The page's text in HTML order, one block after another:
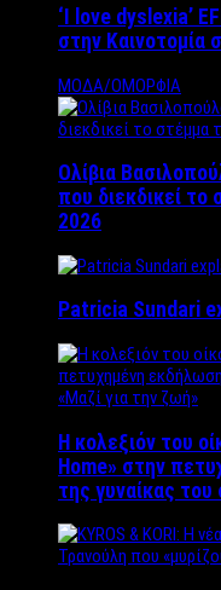
‘Ι love dyslexia’
στην Καινοτομία
ΜΟΔΑ/ΟΜΟΡΦΙΑ
Ολίβια
που διεκδικεί
2026
Patricia Sundari
Η κολεξιόν του
Home» στην
της γυναίκας